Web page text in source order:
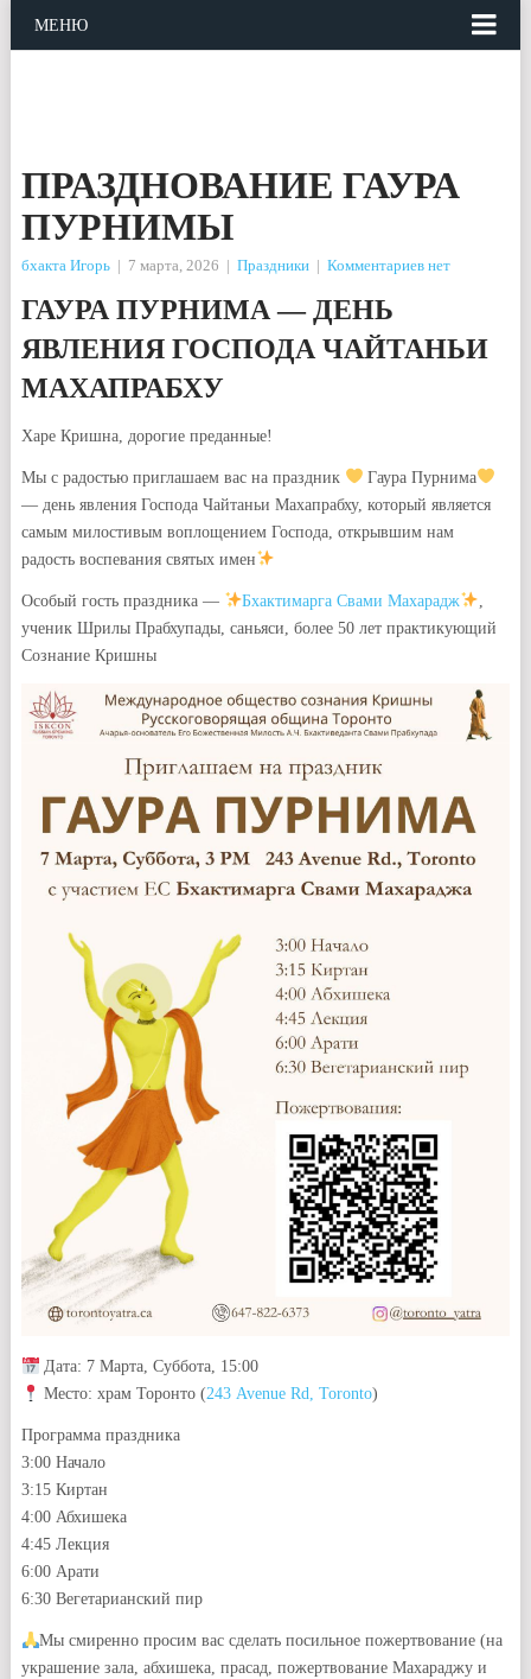
МЕНЮ
ПРАЗДНОВАНИЕ ГАУРА
ПУРНИМЫ
бхакта Игорь | 7 марта, 2026 | Праздники | Комментариев нет
ГАУРА ПУРНИМА — ДЕНЬ
ЯВЛЕНИЯ ГОСПОДА ЧАЙТАНЬИ
МАХАПРАБХУ
Харе Кришна, дорогие преданные!
Мы с радостью приглашаем вас на праздник
Гаура Пурнима
— день явления Господа Чайтаньи Махапрабху, который является
самым милостивым воплощением Господа, открывшим нам
радость воспевания святых имен
Особый гость праздника — Бхактимарга Свами Махарадж
,
ученик Шрилы Прабхупады, саньяси, более 50 лет практикующий
Сознание Кришны
Дата: 7 Марта, Суббота, 15:00
Место: храм Торонто (243 Avenue Rd, Toronto)
Программа праздника
3:00 Начало
3:15 Киртан
4:00 Абхишека
4:45 Лекция
6:00 Арати
6:30 Вегетарианский пир
Мы смиренно просим вас сделать посильное пожертвование (на
украшение зала, абхишека, прасад, пожертвование Махараджу и